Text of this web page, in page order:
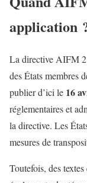
application
La directive AIFM 2
des États membres
publier d’ici le 16
réglementaires et
la directive. Les
mesures de
Toutefois, des